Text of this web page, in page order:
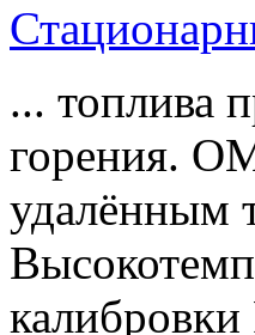
... топлива
горения.
удалённым